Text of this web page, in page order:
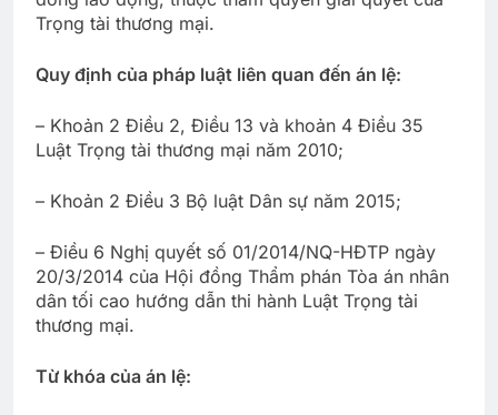
Trọng tài thương mại.
Quy định của pháp luật liên quan đến án lệ:
– Khoản 2 Điều 2, Điều 13 và khoản 4 Điều 35
Luật Trọng tài thương mại năm 2010;
– Khoản 2 Điều 3 Bộ luật Dân sự năm 2015;
– Điều 6 Nghị quyết số 01/2014/NQ-HĐTP ngày
20/3/2014 của Hội đồng Thẩm phán Tòa án nhân
dân tối cao hướng dẫn thi hành Luật Trọng tài
thương mại.
Từ khóa của án lệ: